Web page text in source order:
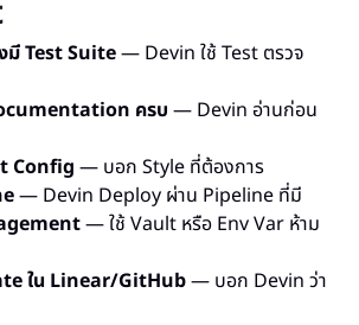
มี Test Suite— Devin ใช้ Test ตรวจ
ครบ — Devin อ่านก่อน
Config — บอก Style ที่ต้องการ
— Devin Deploy ผ่าน Pipeline ที่มี
— ใช้ Vault หรือ Env Var ห้าม
ใน Linear/GitHub— บอก Devin ว่า